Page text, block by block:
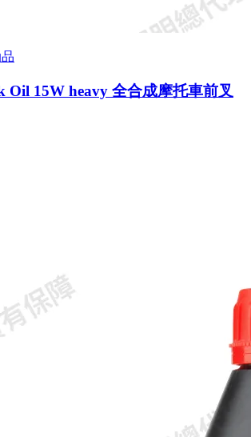
15W heavy 全合成摩托車前叉